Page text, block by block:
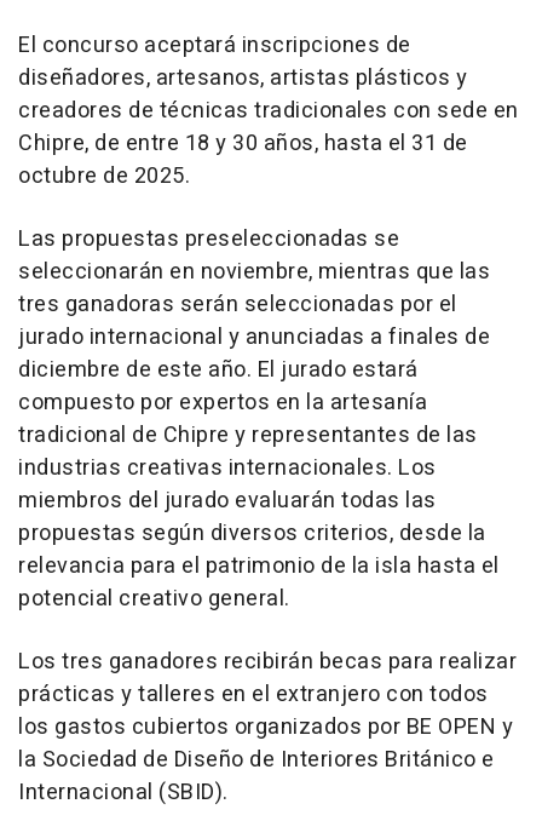
El concurso aceptará inscripciones de
diseñadores, artesanos, artistas plásticos y
creadores de técnicas tradicionales con sede en
Chipre, de entre 18 y 30 años, hasta el 31 de
octubre de 2025.
Las propuestas preseleccionadas se
seleccionarán en noviembre, mientras que las
tres ganadoras serán seleccionadas por el
jurado internacional y anunciadas a finales de
diciembre de este año. El jurado estará
compuesto por expertos en la artesanía
tradicional de Chipre y representantes de las
industrias creativas internacionales. Los
miembros del jurado evaluarán todas las
propuestas según diversos criterios, desde la
relevancia para el patrimonio de la isla hasta el
potencial creativo general.
Los tres ganadores recibirán becas para realizar
prácticas y talleres en el extranjero con todos
los gastos cubiertos organizados por BE OPEN y
la Sociedad de Diseño de Interiores Británico e
Internacional (SBID).